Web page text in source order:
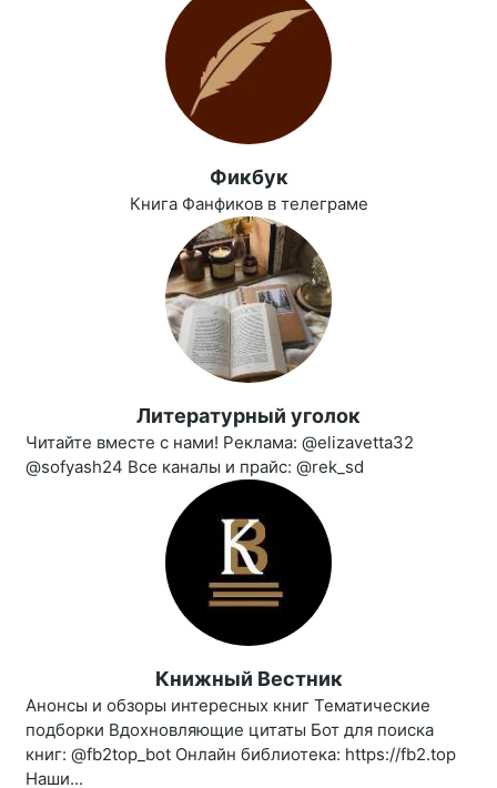
Фикбук
Книга Фанфиков в телеграме
Литературный уголок
Читайте вместе с нами! Реклама: @elizavetta32
@sofyash24 Все каналы и прайс: @rek_sd
Книжный Вестник
Анонсы и обзоры интересных книг Тематические
подборки Вдохновляющие цитаты Бот для поиска
книг: @fb2top_bot Онлайн библиотека: https://fb2.top
Наши...